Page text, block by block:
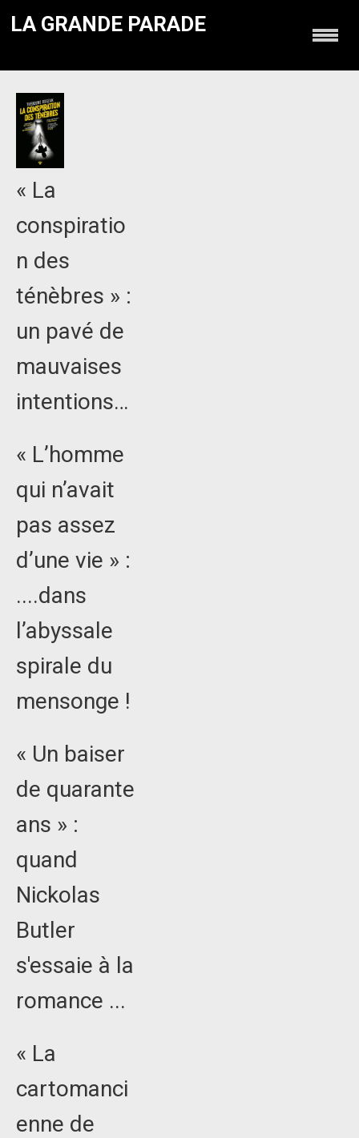
LA GRANDE PARADE
« La
conspiratio
n des
ténèbres » :
un pavé de
mauvaises
intentions…
« L’homme
qui n’avait
pas assez
d’une vie » :
....dans
l’abyssale
spirale du
mensonge !
« Un baiser
de quarante
ans » :
quand
Nickolas
Butler
s'essaie à la
romance ...
« La
cartomanci
enne de